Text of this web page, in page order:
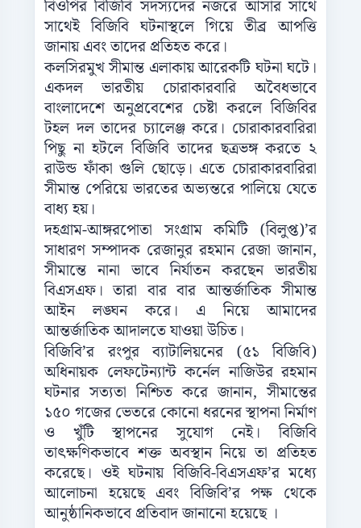
বিওপির বিজিবি সদস্যদের নজরে আসার সাথে
সাথেই বিজিবি ঘটনাস্থলে গিয়ে তীব্র আপত্তি
জানায় এবং তাদের প্রতিহত করে।
কলসিরমুখ সীমান্ত এলাকায় আরেকটি ঘটনা ঘটে।
একদল ভারতীয় চোরাকারবারি অবৈধভাবে
বাংলাদেশে অনুপ্রবেশের চেষ্টা করলে বিজিবির
টহল দল তাদের চ্যালেঞ্জ করে। চোরাকারবারিরা
পিছু না হটলে বিজিবি তাদের ছত্রভঙ্গ করতে ২
রাউন্ড ফাঁকা গুলি ছোড়ে। এতে চোরাকারবারিরা
সীমান্ত পেরিয়ে ভারতের অভ্যন্তরে পালিয়ে যেতে
বাধ্য হয়।
দহগ্রাম-আঙ্গরপোতা সংগ্রাম কমিটি (বিলুপ্ত)’র
সাধারণ সম্পাদক রেজানুর রহমান রেজা জানান,
সীমান্তে নানা ভাবে নির্যাতন করছেন ভারতীয়
বিএসএফ। তারা বার বার আন্তর্জাতিক সীমান্ত
আইন লঙ্ঘন করে। এ নিয়ে আমাদের
আন্তর্জাতিক আদালতে যাওয়া উচিত।
বিজিবি’র রংপুর ব্যাটালিয়নের (৫১ বিজিবি)
অধিনায়ক লেফটেন্যান্ট কর্নেল নাজিউর রহমান
ঘটনার সত্যতা নিশ্চিত করে জানান, সীমান্তের
১৫০ গজের ভেতরে কোনো ধরনের স্থাপনা নির্মাণ
ও খুঁটি স্থাপনের সুযোগ নেই। বিজিবি
তাৎক্ষণিকভাবে শক্ত অবস্থান নিয়ে তা প্রতিহত
করেছে। ওই ঘটনায় বিজিবি-বিএসএফ’র মধ‌্যে
আলোচনা হয়েছে এবং বিজিবি’র পক্ষ থেকে
আনুষ্ঠানিকভাবে প্রতিবাদ জানানো হয়েছে ।